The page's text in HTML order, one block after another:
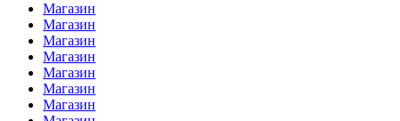
Магазин
Магазин
Магазин
Магазин
Магазин
Магазин
Магазин